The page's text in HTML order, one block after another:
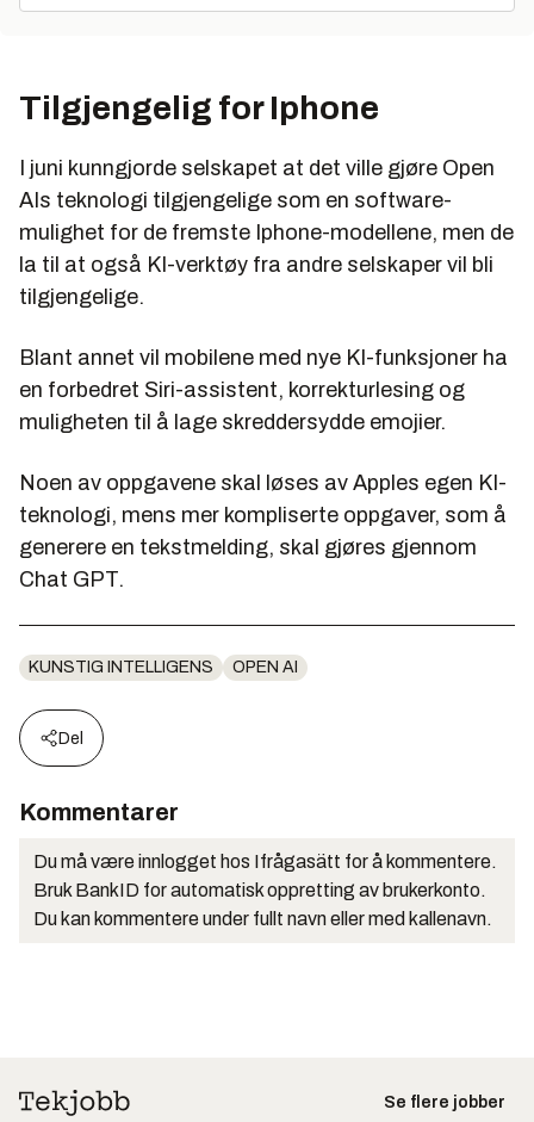
Tilgjengelig for Iphone
I juni kunngjorde selskapet at det ville gjøre Open
AIs teknologi tilgjengelige som en software-
mulighet for de fremste Iphone-modellene, men de
la til at også KI-verktøy fra andre selskaper vil bli
tilgjengelige.
Blant annet vil mobilene med nye KI-funksjoner ha
en forbedret Siri-assistent, korrekturlesing og
muligheten til å lage skreddersydde emojier.
Noen av oppgavene skal løses av Apples egen KI-
teknologi, mens mer kompliserte oppgaver, som å
generere en tekstmelding, skal gjøres gjennom
Chat GPT.
KUNSTIG INTELLIGENS OPEN AI
Del
Kommentarer
Du må være innlogget hos Ifrågasätt for å kommentere.
Bruk BankID for automatisk oppretting av brukerkonto.
Du kan kommentere under fullt navn eller med kallenavn.
Se flere jobber